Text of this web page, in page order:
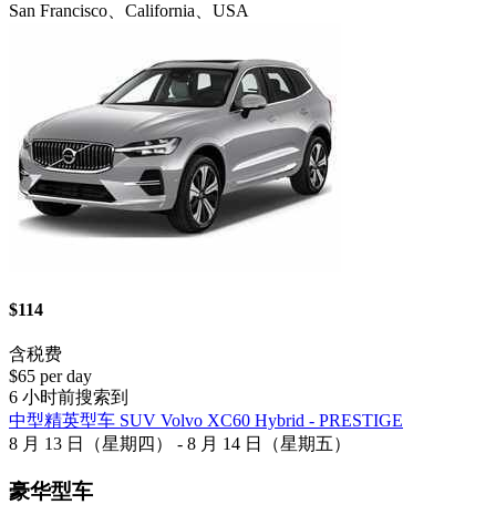
San Francisco、California、USA
$114
含税费
$65 per day
6 小时前搜索到
中型精英型车 SUV Volvo XC60 Hybrid - PRESTIGE
8 月 13 日（星期四） - 8 月 14 日（星期五）
豪华型车